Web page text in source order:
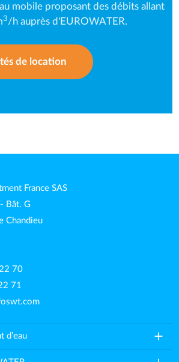
mobile proposant des débits allant
3/h auprès d'EUROWATER.
de location
France SAS
Bât. G
Chandieu
70
71
d’eau add